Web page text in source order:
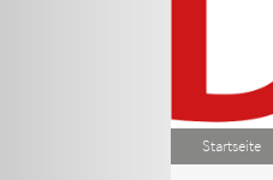
Startseite